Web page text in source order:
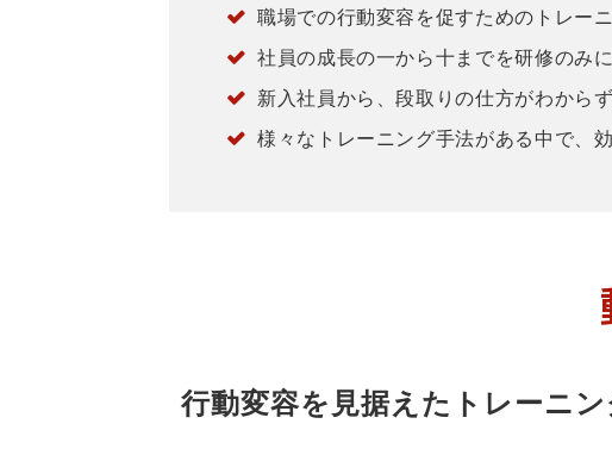
職場での行動変容を促すためのトレー
社員の成長の一から十までを研修のみ
新入社員から、段取りの仕方がわから
様々なトレーニング手法がある中で、
行動変容を見据えたトレーニ